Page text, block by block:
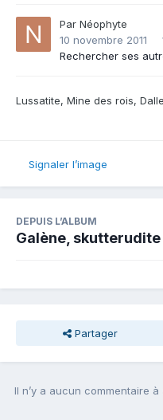
Par Néophyte
10 novembre 2011
Rechercher ses
Lussatite, Mine des rois,
Signaler l’image
DEPUIS L’ALBUM
Galène,
Partager
Il n’y a aucun commentaire à